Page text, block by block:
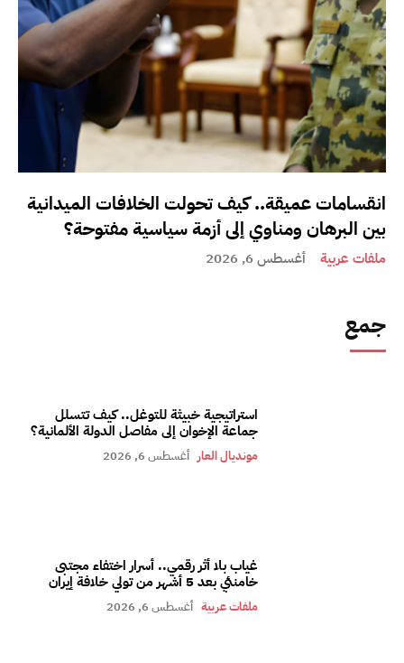
انقسامات عميقة.. كيف تحولت الخلافات الميدانية
بين البرهان ومناوي إلى أزمة سياسية مفتوحة؟
ملفات عربية أغسطس 6, 2026
جمع
استراتيجية خبيثة للتوغل.. كيف تتسلل
جماعة الإخوان إلى مفاصل الدولة الألمانية؟
مونديال العار أغسطس 6, 2026
غياب بلا أثر رقمي.. أسرار اختفاء مجتبى
خامنئي بعد 5 أشهر من تولي خلافة إيران
ملفات عربية أغسطس 6, 2026